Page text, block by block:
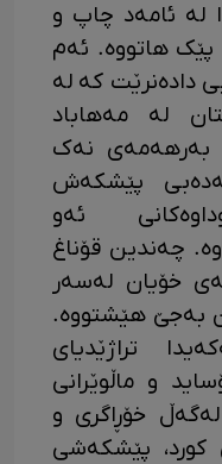
کە لە ساڵی ٢٠٠٤دا لە ئامەد چاپ و
و لە ٢٣٤ لاپەڕە پێک هاتووە. ئەم
دادەنرێت کە لە
لە مەهاباد
بەرهەمەی نەک
پێشکەش
ئەو
چەندین قۆناغ
خۆیان لەسەر
بەجێ هێشتووە.
تراژێدیای
و ماڵوێرانی
خۆڕاگری و
کورد، پێشکەشی